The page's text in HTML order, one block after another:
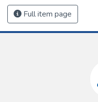
Full item page